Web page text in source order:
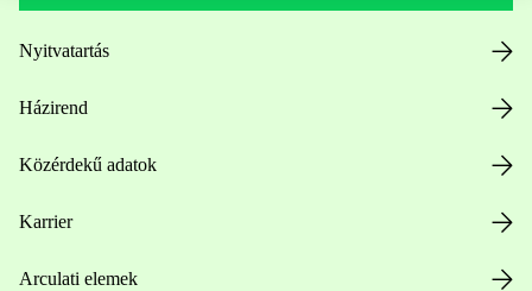
Nyitvatartás
Házirend
Közérdekű adatok
Karrier
Arculati elemek